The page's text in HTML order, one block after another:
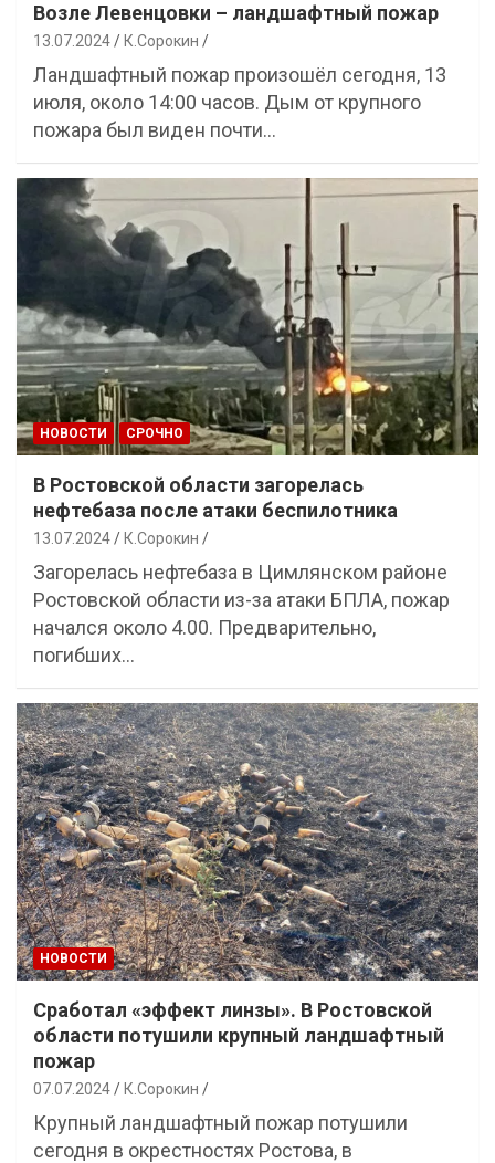
Возле Левенцовки – ландшафтный пожар
13.07.2024 К.Сорокин
Ландшафтный пожар произошёл сегодня, 13
июля, около 14:00 часов. Дым от крупного
пожара был виден почти…
НОВОСТИ СРОЧНО
В Ростовской области загорелась
нефтебаза после атаки беспилотника
13.07.2024 К.Сорокин
Загорелась нефтебаза в Цимлянском районе
Ростовской области из-за атаки БПЛА, пожар
начался около 4.00. Предварительно,
погибших…
НОВОСТИ
Сработал «эффект линзы». В Ростовской
области потушили крупный ландшафтный
пожар
07.07.2024 К.Сорокин
Крупный ландшафтный пожар потушили
сегодня в окрестностях Ростова, в